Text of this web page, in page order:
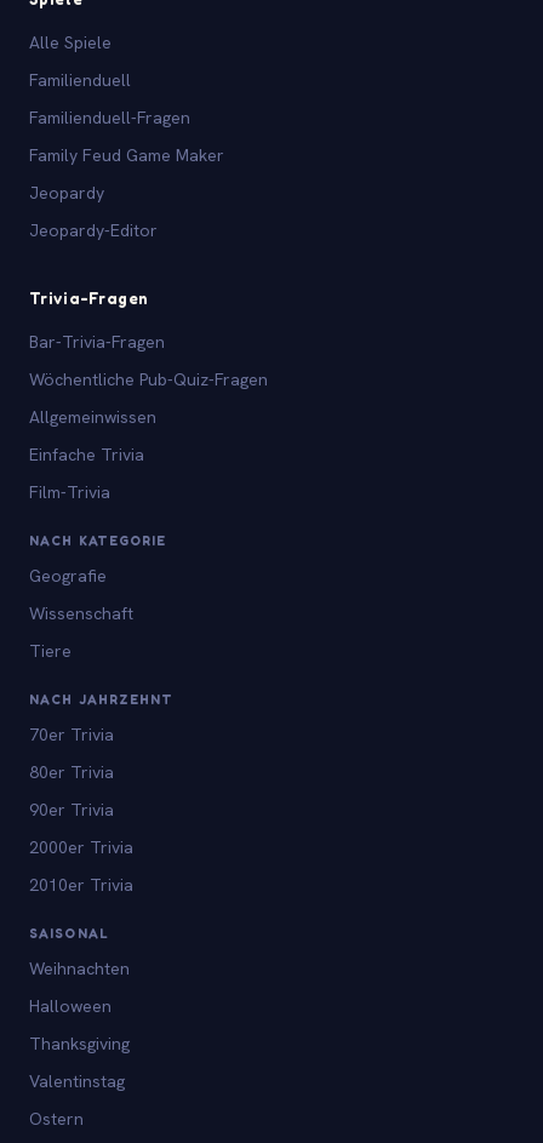
Alle Spiele
Familienduell
Familienduell-Fragen
Family Feud Game Maker
Jeopardy
Jeopardy-Editor
Trivia-Fragen
Bar-Trivia-Fragen
Wöchentliche Pub-Quiz-Fragen
Allgemeinwissen
Einfache Trivia
Film-Trivia
NACH KATEGORIE
Geografie
Wissenschaft
Tiere
NACH JAHRZEHNT
70er Trivia
80er Trivia
90er Trivia
2000er Trivia
2010er Trivia
SAISONAL
Weihnachten
Halloween
Thanksgiving
Valentinstag
Ostern